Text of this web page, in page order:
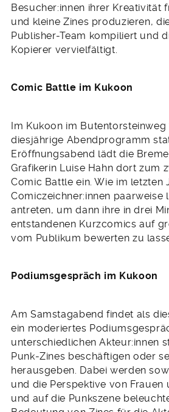
Besucher:innen ihrer Kreativität
und kleine Zines produzieren,
Publisher-Team kompiliert und
Kopierer vervielfältigt.
Comic Battle im Kukoon
Im Kukoon im Butentorsteinweg
diesjährige Abendprogramm
Eröffnungsabend lädt die
Grafikerin Luise Hahn dort zum
Comic Battle ein. Wie im letzten
Comiczeichner:innen paarweise
antreten, um dann ihre in drei
entstandenen Kurzcomics auf
vom Publikum bewerten zu
Podiumsgespräch im Kukoon
Am Samstagabend findet als
ein moderiertes
unterschiedlichen Akteur:innen
Punk-Zines beschäftigen oder
herausgeben. Dabei werden
und die Perspektive von Frauen
und auf die Punkszene